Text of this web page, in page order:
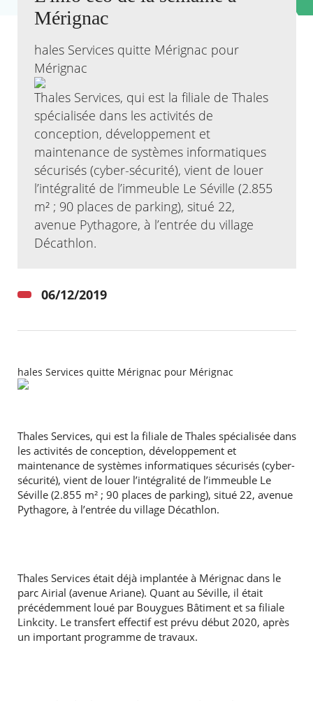
Actualités
Kiosque
Espace de services en ligne
Facebook
X Instagram
Youtube
Linkedin
Mérignac
hales Services quitte Mérignac pour
Mérignac
Thales Services, qui est la filiale de Thales
spécialisée dans les activités de
conception, développement et
maintenance de systèmes informatiques
sécurisés (cyber-sécurité), vient de louer
l’intégralité de l’immeuble Le Séville (2.855
m² ; 90 places de parking), situé 22,
avenue Pythagore, à l’entrée du village
Décathlon.
06/12/2019
hales Services quitte Mérignac pour Mérignac
Thales Services, qui est la filiale de Thales spécialisée dans
les activités de conception, développement et
maintenance de systèmes informatiques sécurisés (cyber-
sécurité), vient de louer l’intégralité de l’immeuble Le
Séville (2.855 m² ; 90 places de parking), situé 22, avenue
Pythagore, à l’entrée du village Décathlon.
Thales Services était déjà implantée à Mérignac dans le
parc Airial (avenue Ariane). Quant au Séville, il était
précédemment loué par Bouygues Bâtiment et sa filiale
Linkcity. Le transfert effectif est prévu début 2020, après
un important programme de travaux.